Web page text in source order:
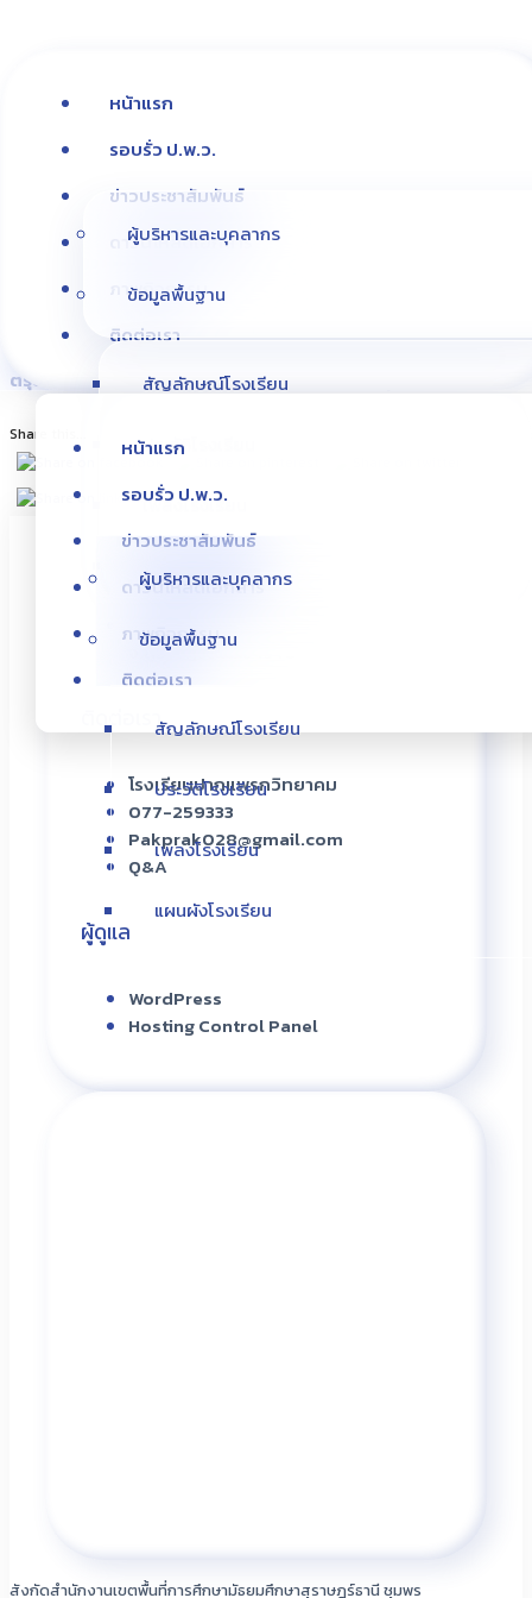
หน้าแรก
รอบรั่ว ป.พ.ว.
ผู้บริหารและบุคลากร
ข้อมูลพื้นฐาน
สัญลักษณ์โรงเรียน
ประวัติโรงเรียน
เพลงโรงเรียน
แผนผังโรงเรียน
ข่าวประชาสัมพันธ์
ดาวน์โหลดเอกสาร
ภาพกิจกรรม
ติดต่อเรา
หน้าแรก
รอบรั่ว ป.พ.ว.
ผู้บริหารและบุคลากร
ข้อมูลพื้นฐาน
สัญลักษณ์โรงเรียน
ประวัติโรงเรียน
เพลงโรงเรียน
แผนผังโรงเรียน
ข่าวประชาสัมพันธ์
ดาวน์โหลดเอกสาร
ภาพกิจกรรม
ติดต่อเรา
ภาพกิจกรรม
รณรงค์ไข้เลือดออก 2567
ตรุษจีน|เลี้ยงต้อนรับรองนิภาพร | กิจกรรมค่ายคุณธรรม
Share this...
231 ม.1 ต.ปากแพรก อ.ดอนสัก
จ.สุราษฎร์ธานี 84340
ติดต่อเรา
โรงเรียนปากแพรกวิทยาคม
077-259333
Pakprak028@gmail.com
Q&A
ผู้ดูแล
WordPress
Hosting Control Panel
สังกัดสำนักงานเขตพื้นที่การศึกษามัธยมศึกษาสุราษฎร์ธานี ชุมพร